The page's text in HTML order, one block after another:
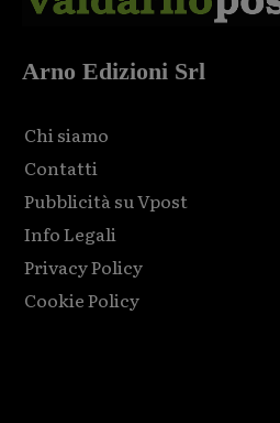
Arno Edizioni Srl
Chi siamo
Contatti
Pubblicità su Vpost
Info Legali
Privacy Policy
Cookie Policy